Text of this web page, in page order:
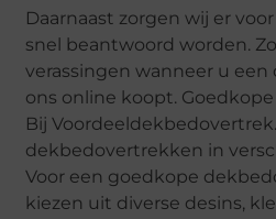
Daarnaast zorgen wij er
snel beantwoord worden.
verassingen wanneer u
ons online koopt.
Bij
dekbedovertrekken in
Voor een goedkope
kiezen uit diverse desins,